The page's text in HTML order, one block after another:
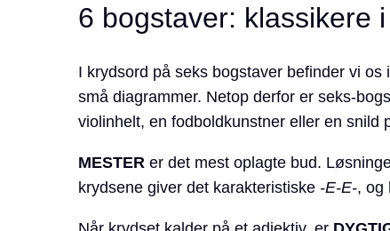
6 bogstaver: klassikere
I krydsord på seks bogstaver befinder vi
små diagrammer. Netop derfor er seks-
violinhelt, en fodboldkunstner eller en snild
MESTERer det mest oplagte bud.
krydsene giver det karakteristiske -E-E-, og